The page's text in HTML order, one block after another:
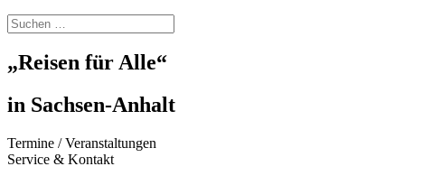
„Reisen für Alle“
in Sachsen-Anhalt
Termine / Veranstaltungen
Service & Kontakt